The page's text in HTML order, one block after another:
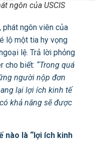
ngôn của USCIS
ngôn viên của
lộ một tia hy vọng
lệ. Trả lời phỏng
cho biết: “Trong quá
người nộp đơn
lại lợi ích kinh tế
khả năng sẽ được
nào là “lợi ích kinh